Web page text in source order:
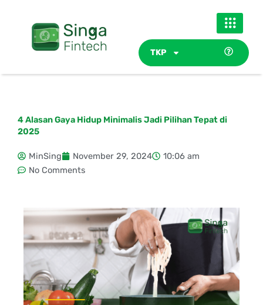
TKP
4 Alasan Gaya Hidup Minimalis Jadi Pilihan Tepat di
2025
MinSing November 29, 2024
10:06 am
No Comments